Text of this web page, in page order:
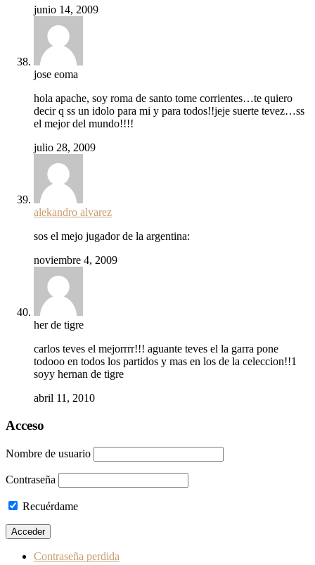
junio 14, 2009
jose eoma
hola apache, soy roma de santo tome corrientes…te quiero
decir q ss un idolo para mi y para todos!!jeje suerte tevez…ss
el mejor del mundo!!!!
julio 28, 2009
alekandro alvarez
sos el mejo jugador de la argentina:
noviembre 4, 2009
her de tigre
carlos teves el mejorrrr!!! aguante teves el la garra pone
todooo en todos los partidos y mas en los de la celeccion!!1
soyy hernan de tigre
abril 11, 2010
Acceso
Nombre de usuario
Contraseña
Recuérdame
Contraseña perdida